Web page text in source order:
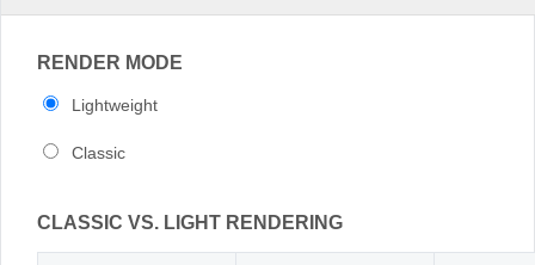
RENDER MODE
Lightweight
Classic
CLASSIC VS. LIGHT RENDERING